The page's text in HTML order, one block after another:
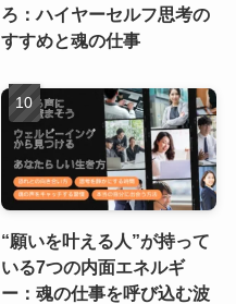
ろ：ハイヤーセルフ思考の
すすめと魂の仕事
“願いを叶える人”が持って
いる7つの内面エネルギ
ー：魂の仕事を呼び込む波